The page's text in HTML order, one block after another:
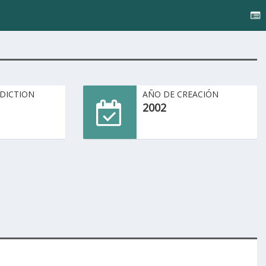
AÑO DE CREACIÓN
2002